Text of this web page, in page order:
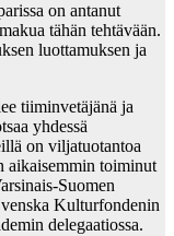
on antanut
tähän tehtävään.
luottamuksen ja
tiiminvetäjänä ja
yhdessä
on viljatuotantoa
aikaisemmin toiminut
Suomen
Kulturfondenin
delegaatiossa.